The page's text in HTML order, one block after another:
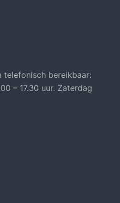
telefonisch bereikbaar:
– 17.30 uur. Zaterdag